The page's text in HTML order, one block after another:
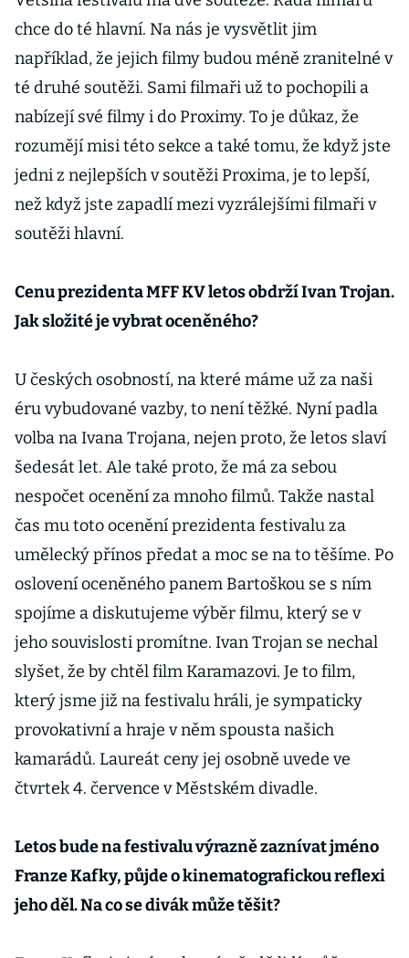
chce do té hlavní. Na nás je vysvětlit jim
například, že jejich filmy budou méně zranitelné v
té druhé soutěži. Sami filmaři už to pochopili a
nabízejí své filmy i do Proximy. To je důkaz, že
rozumějí misi této sekce a také tomu, že když jste
jedni z nejlepších v soutěži Proxima, je to lepší,
než když jste zapadlí mezi vyzrálejšími filmaři v
soutěži hlavní.
Cenu prezidenta MFF KV letos obdrží Ivan Trojan.
Jak složité je vybrat oceněného?
U českých osobností, na které máme už za naši
éru vybudované vazby, to není těžké. Nyní padla
volba na Ivana Trojana, nejen proto, že letos slaví
šedesát let. Ale také proto, že má za sebou
nespočet ocenění za mnoho filmů. Takže nastal
čas mu toto ocenění prezidenta festivalu za
umělecký přínos předat a moc se na to těšíme. Po
oslovení oceněného panem Bartoškou se s ním
spojíme a diskutujeme výběr filmu, který se v
jeho souvislosti promítne. Ivan Trojan se nechal
slyšet, že by chtěl film Karamazovi. Je to film,
který jsme již na festivalu hráli, je sympaticky
provokativní a hraje v něm spousta našich
kamarádů. Laureát ceny jej osobně uvede ve
čtvrtek 4. července v Městském divadle.
Letos bude na festivalu výrazně zaznívat jméno
Franze Kafky, půjde o kinematografickou reflexi
jeho děl. Na co se divák může těšit?